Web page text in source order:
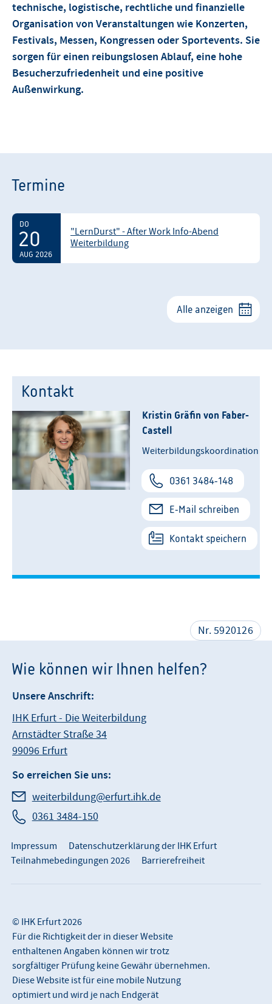
technische, logistische, rechtliche und finanzielle
Organisation von Veranstaltungen wie Konzerten,
Festivals, Messen, Kongressen oder Sportevents. Sie
sorgen für einen reibungslosen Ablauf, eine hohe
Besucherzufriedenheit und eine positive
Außenwirkung.
Termine
DO
20
AUG 2026
"LernDurst" - After Work Info-Abend
Weiterbildung
Alle anzeigen
Kontakt
Kristin Gräfin von Faber-
Castell
Weiterbildungskoordination
0361 3484-148
E-Mail schreiben
Kontakt speichern
Nr. 5920126
Wie können wir Ihnen helfen?
Unsere Anschrift:
IHK Erfurt - Die Weiterbildung
Arnstädter Straße 34
99096 Erfurt
So erreichen Sie uns:
weiterbildung@erfurt.ihk.de
0361 3484-150
© IHK Erfurt 2026
Für die Richtigkeit der in dieser Website
enthaltenen Angaben können wir trotz
sorgfältiger Prüfung keine Gewähr übernehmen.
Diese Website ist für eine mobile Nutzung
optimiert und wird je nach Endgerät
Impressum
Datenschutzerklärung der IHK Erfurt
Teilnahmebedingungen 2026
Barrierefreiheit